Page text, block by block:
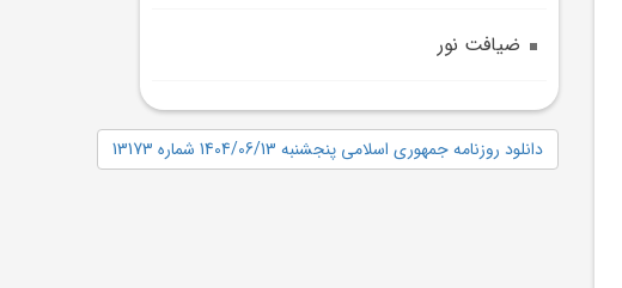
ضيافت نور
دانلود روزنامه جمهوری اسلامی پنجشنبه 1404/06/13 شماره 13173